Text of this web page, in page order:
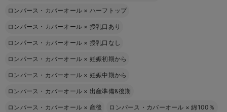
ロンパース・カバーオール × ハーフトップ
ロンパース・カバーオール × 授乳口あり
ロンパース・カバーオール × 授乳口なし
ロンパース・カバーオール × 妊娠初期から
ロンパース・カバーオール × 妊娠中期から
ロンパース・カバーオール × 出産準備&後期
ロンパース・カバーオール × 産後 ロンパース・カバーオール ×綿100％